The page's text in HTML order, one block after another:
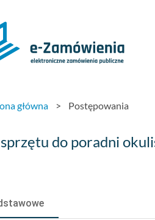
główna > Postępowania
do poradni